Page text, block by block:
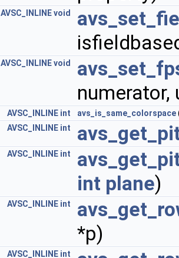
AVSC_INLINEvoid
AVSC_INLINEvoid
numerator,
AVSC_INLINE int avs_is_same_colorspace
AVSC_INLINE int
AVSC_INLINE int
int plane)
AVSC_INLINE int
*p)
AVSC_INLINE int